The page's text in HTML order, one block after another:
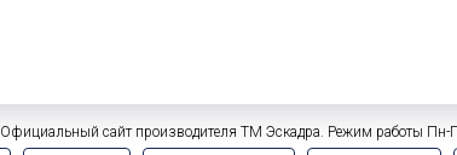
Официальный сайт производителя ТМ Эскадра. Режим работы Пн-